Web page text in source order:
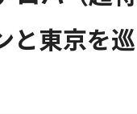
東京を巡